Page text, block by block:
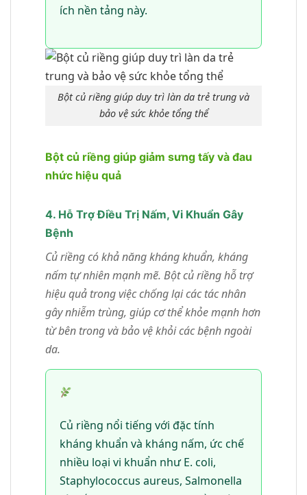
ích nền tảng này.
Bột củ riềng giúp duy trì làn da trẻ trung và
bảo vệ sức khỏe tổng thể
Bột củ riềng giúp giảm sưng tấy và đau
nhức hiệu quả
4. Hỗ Trợ Điều Trị Nấm, Vi Khuẩn Gây
Bệnh
Củ riềng có khả năng kháng khuẩn, kháng
nấm tự nhiên mạnh mẽ. Bột củ riềng hỗ trợ
hiệu quả trong việc chống lại các tác nhân
gây nhiễm trùng, giúp cơ thể khỏe mạnh hơn
từ bên trong và bảo vệ khỏi các bệnh ngoài
da.
Củ riềng nổi tiếng với đặc tính
kháng khuẩn và kháng nấm, ức chế
nhiều loại vi khuẩn như E. coli,
Staphylococcus aureus, Salmonella